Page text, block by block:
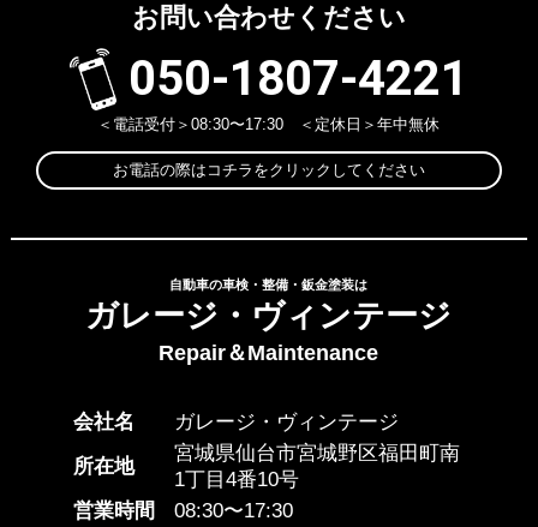
お問い合わせください
050-1807-4221
＜電話受付＞08:30〜17:30 ＜定休日＞年中無休
お電話の際はコチラをクリックしてください
自動車の車検・整備・鈑金塗装は
ガレージ・ヴィンテージ
Repair＆Maintenance
会社名
ガレージ・ヴィンテージ
所在地
宮城県仙台市宮城野区福田町南
1丁目4番10号
営業時間
08:30〜17:30